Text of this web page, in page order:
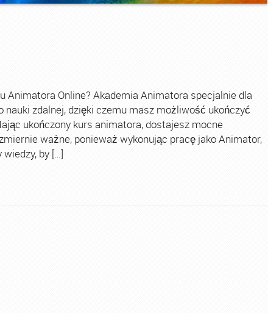
Animatora Online? Akademia Animatora specjalnie dla
nauki zdalnej, dzięki czemu masz możliwość ukończyć
ukończony kurs animatora, dostajesz mocne
ważne, ponieważ wykonując pracę jako Animator,
by […]